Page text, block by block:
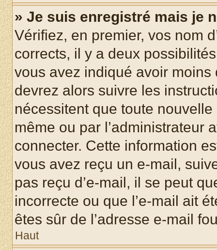
» Je suis enregistré mais je
Vérifiez, en premier, vos nom
corrects, il y a deux
vous avez indiqué avoir moins
devrez alors suivre les
nécessitent que toute
même ou par l’administrateur
connecter. Cette information
vous avez reçu un e-mail,
pas reçu d’e-mail, il se peut
incorrecte ou que l’e-mail ait
êtes sûr de l’adresse e-mail
Haut